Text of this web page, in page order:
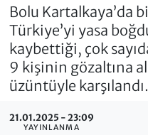
Bolu Kartalkaya’da
Türkiye’yi yasa
kaybettiği, çok
9 kişinin gözaltına
üzüntüyle karşılandı.
21.01.2025 - 23:09
YAYINLANMA
İletişim